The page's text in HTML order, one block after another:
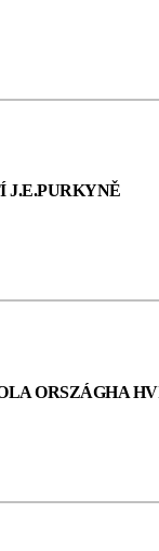
J.E.PURKYNĚ
ORSZÁGHA